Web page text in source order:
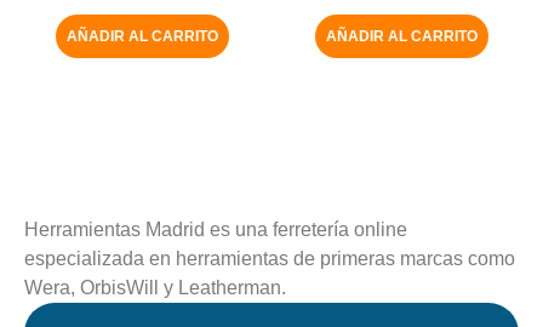
AÑADIR AL CARRITO AÑADIR AL CARRITO
Herramientas Madrid es una ferretería online
especializada en herramientas de primeras marcas como
Wera, OrbisWill y Leatherman.